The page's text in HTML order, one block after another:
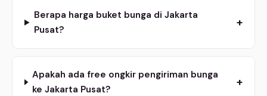
Berapa harga buket bunga di Jakarta
Pusat?
+
Apakah ada free ongkir pengiriman bunga
ke Jakarta Pusat?
+